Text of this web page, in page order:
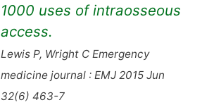
1000 uses of intraosseous
access.
Lewis P, Wright C Emergency
medicine journal : EMJ 2015 Jun
32(6) 463-7